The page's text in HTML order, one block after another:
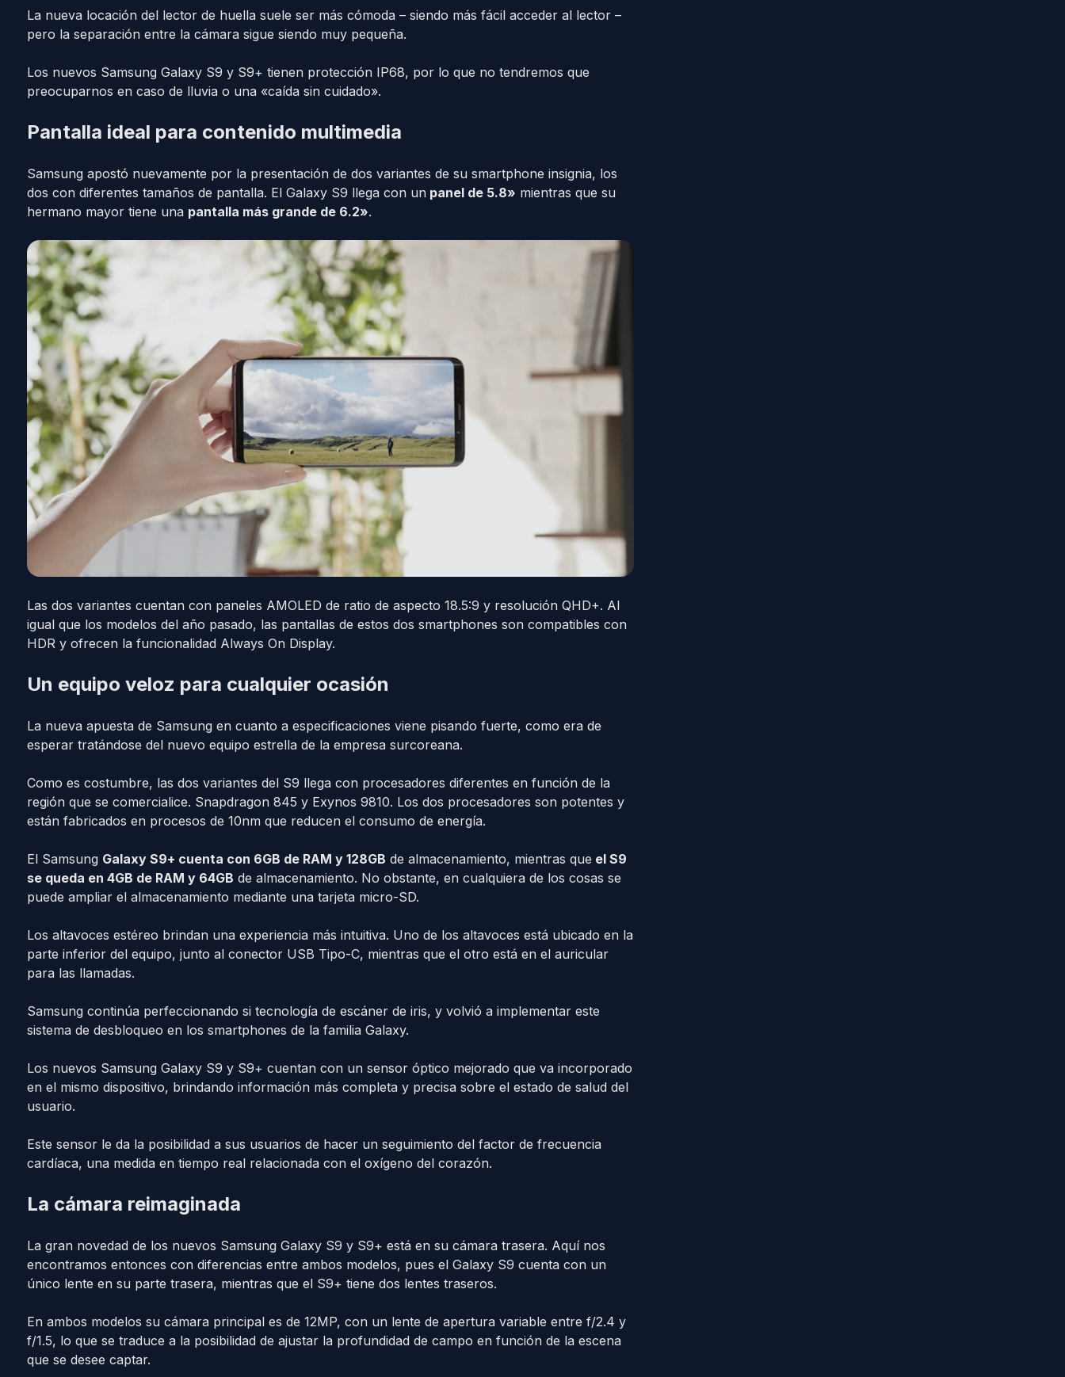
La nueva locación del lector de huella suele ser más cómoda – siendo más fácil acceder al lector –
pero la separación entre la cámara sigue siendo muy pequeña.
Los nuevos Samsung Galaxy S9 y S9+ tienen protección IP68, por lo que no tendremos que
preocuparnos en caso de lluvia o una «caída sin cuidado».
Pantalla ideal para contenido multimedia
Samsung apostó nuevamente por la presentación de dos variantes de su smartphone insignia, los
dos con diferentes tamaños de pantalla. El Galaxy S9 llega con un panel de 5.8» mientras que su
hermano mayor tiene una pantalla más grande de 6.2».
Las dos variantes cuentan con paneles AMOLED de ratio de aspecto 18.5:9 y resolución QHD+. Al
igual que los modelos del año pasado, las pantallas de estos dos smartphones son compatibles con
HDR y ofrecen la funcionalidad Always On Display.
Un equipo veloz para cualquier ocasión
La nueva apuesta de Samsung en cuanto a especificaciones viene pisando fuerte, como era de
esperar tratándose del nuevo equipo estrella de la empresa surcoreana.
Como es costumbre, las dos variantes del S9 llega con procesadores diferentes en función de la
región que se comercialice. Snapdragon 845 y Exynos 9810. Los dos procesadores son potentes y
están fabricados en procesos de 10nm que reducen el consumo de energía.
El Samsung Galaxy S9+ cuenta con 6GB de RAM y 128GB de almacenamiento, mientras que el S9
se queda en 4GB de RAM y 64GB de almacenamiento. No obstante, en cualquiera de los cosas se
puede ampliar el almacenamiento mediante una tarjeta micro-SD.
Los altavoces estéreo brindan una experiencia más intuitiva. Uno de los altavoces está ubicado en la
parte inferior del equipo, junto al conector USB Tipo-C, mientras que el otro está en el auricular
para las llamadas.
Samsung continúa perfeccionando si tecnología de escáner de iris, y volvió a implementar este
sistema de desbloqueo en los smartphones de la familia Galaxy.
Los nuevos Samsung Galaxy S9 y S9+ cuentan con un sensor óptico mejorado que va incorporado
en el mismo dispositivo, brindando información más completa y precisa sobre el estado de salud del
usuario.
Este sensor le da la posibilidad a sus usuarios de hacer un seguimiento del factor de frecuencia
cardíaca, una medida en tiempo real relacionada con el oxígeno del corazón.
La cámara reimaginada
La gran novedad de los nuevos Samsung Galaxy S9 y S9+ está en su cámara trasera. Aquí nos
encontramos entonces con diferencias entre ambos modelos, pues el Galaxy S9 cuenta con un
único lente en su parte trasera, mientras que el S9+ tiene dos lentes traseros.
En ambos modelos su cámara principal es de 12MP, con un lente de apertura variable entre f/2.4 y
f/1.5, lo que se traduce a la posibilidad de ajustar la profundidad de campo en función de la escena
que se desee captar.